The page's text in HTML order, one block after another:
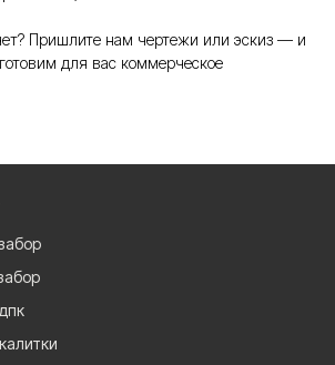
Пришлите нам чертежи или эскиз — и
для вас коммерческое